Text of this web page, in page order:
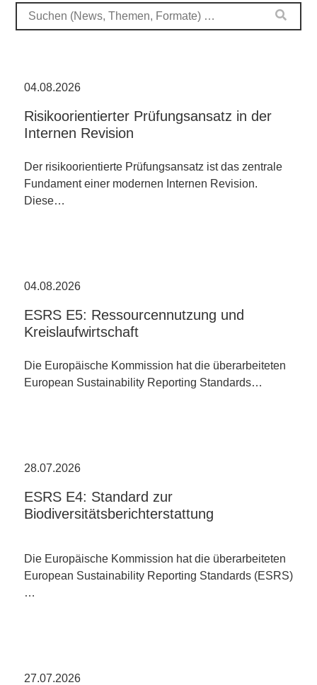
04.08.2026
Risikoorientierter Prüfungsansatz in der
Internen Revision
Der risikoorientierte Prüfungsansatz ist das zentrale
Fundament einer modernen Internen Revision.
Diese…
04.08.2026
ESRS E5: Ressourcennutzung und
Kreislaufwirtschaft
Die Europäische Kommission hat die überarbeiteten
European Sustainability Reporting Standards…
28.07.2026
ESRS E4: Standard zur
Biodiversitätsberichterstattung
Die Europäische Kommission hat die überarbeiteten
European Sustainability Reporting Standards (ESRS)
…
27.07.2026